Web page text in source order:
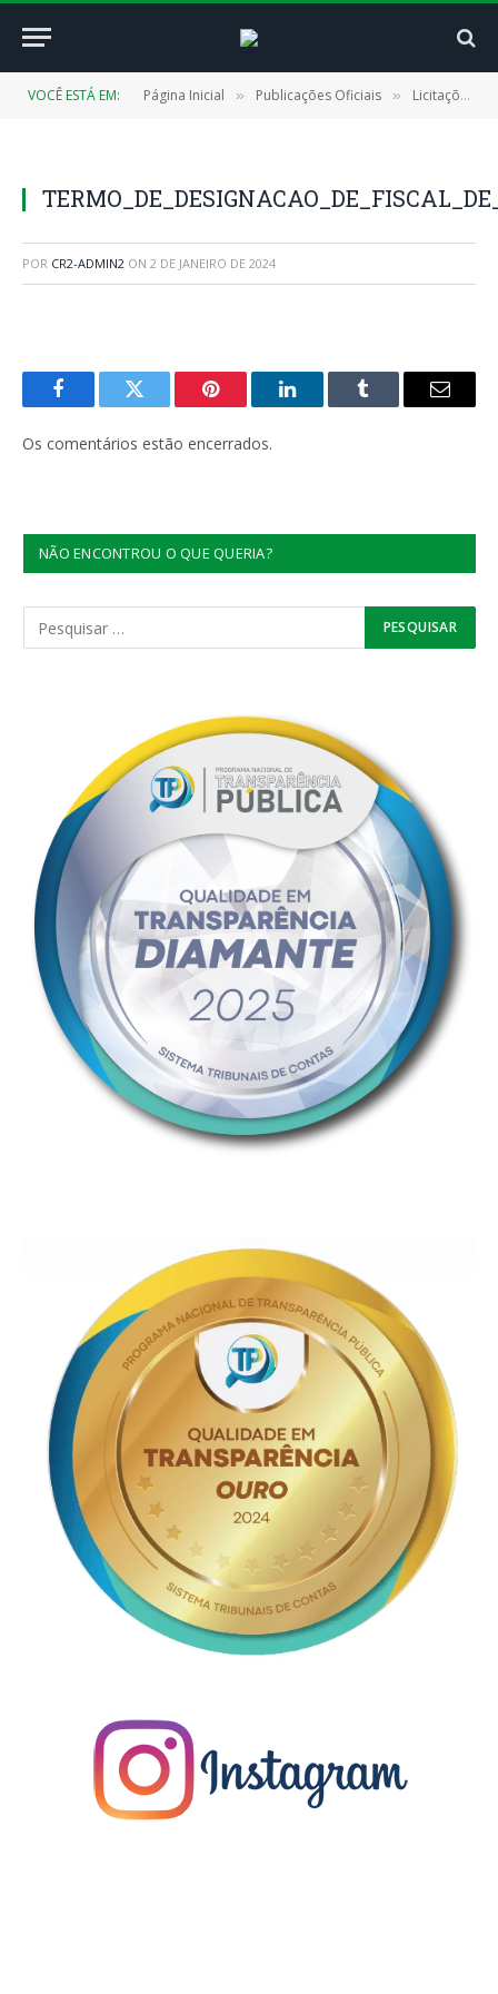
VOCÊ ESTÁ EM: Página Inicial » Publicações Oficiais » Licitações
POR CR2-ADMIN2 ON 2 DE JANEIRO DE 2024
FacebookTwitter Pinterest LinkedInTumblr
E-
Os comentários estão encerrados.
NÃO ENCONTROU O QUE QUERIA?